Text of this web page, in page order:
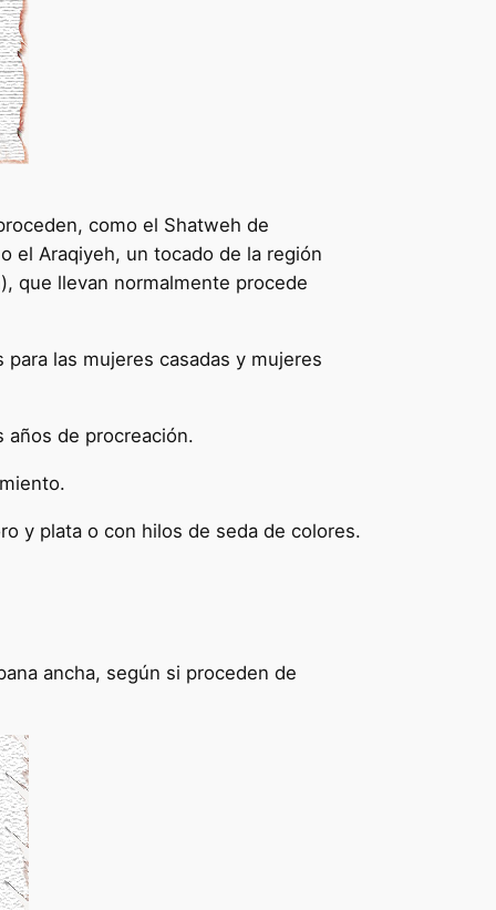
como el Shatweh de
el Araqiyeh, un tocado de la región
que llevan normalmente procede
las mujeres casadas y mujeres
años de procreación.
y plata o con hilos de seda de colores.
ancha, según si proceden de